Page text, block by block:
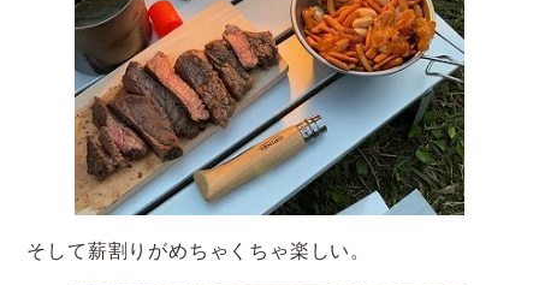
そして薪割りがめちゃくちゃ楽しい。